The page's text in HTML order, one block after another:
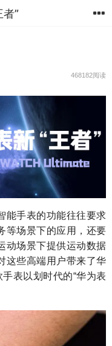
者”
468182阅读
能手表的功能往往要求
等场景下的应用，还要
动场景下提供运动数据
这些高端用户带来了华
表以划时代的“华为表